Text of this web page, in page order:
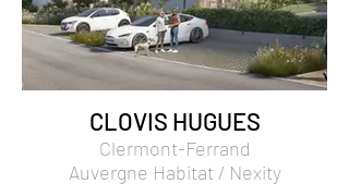
CLOVIS HUGUES
Clermont-Ferrand
Auvergne Habitat / Nexity